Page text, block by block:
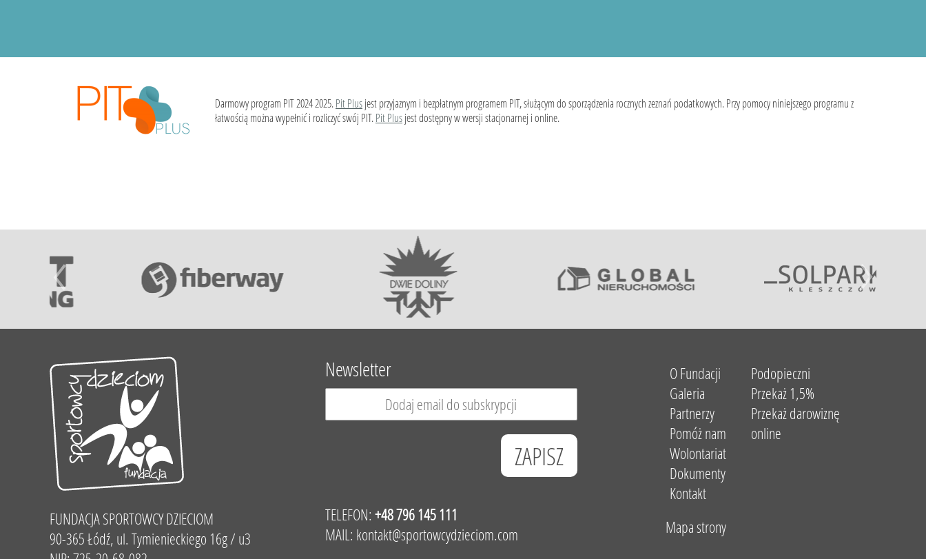
Darmowy program PIT 2024 2025.Pit Plusjest przyjaznym i bezpłatnym programem PIT, służącym do sporządzenia rocznych zeznań podatkowych. Przy pomocy niniejszego programu z
łatwością można wypełnić i rozliczyć swój PIT.Pit Plusjest dostępny w wersji stacjonarnej i online.
FUNDACJA SPORTOWCY DZIECIOM
90-365 Łódź, ul. Tymienieckiego 16g / u3
Newsletter
TELEFON: +48 796 145 111
MAIL: kontakt@sportowcydzieciom.com
O Fundacji
Galeria
Partnerzy
Pomóż nam
Wolontariat
Dokumenty
Kontakt
Podopieczni
Przekaż 1,5%
Przekaż darowiznę
online
Mapa strony